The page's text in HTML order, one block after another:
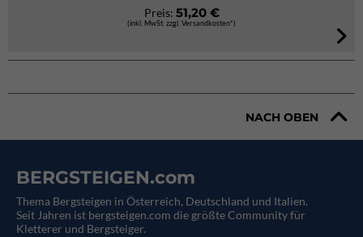
Preis: 51,20 €
(inkl. MwSt. zzgl. Versandkosten*)
NACH OBEN
BERGSTEIGEN.com
Thema Bergsteigen in Österreich, Deutschland und Italien.
Seit Jahren ist bergsteigen.com die größte Community für
Kletterer und Bergsteiger.